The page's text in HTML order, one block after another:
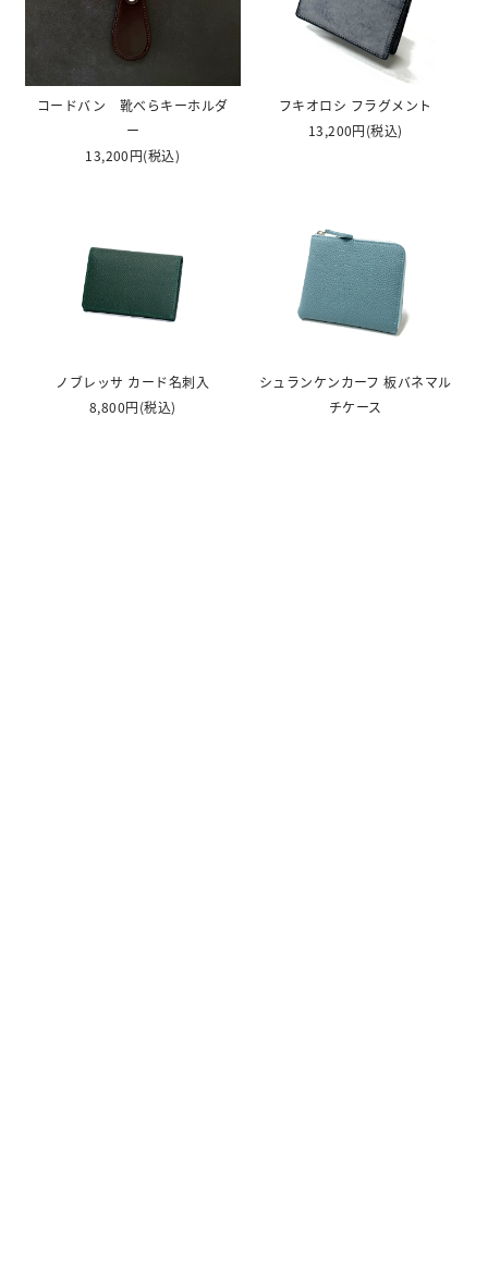
コードバン 靴べらキーホルダ
ー
13,200円(税込)
フキオロシ フラグメント
13,200円(税込)
ノブレッサ カード名刺入
8,800円(税込)
シュランケンカーフ 板バネマル
チケース